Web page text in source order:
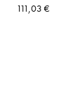
111,03 €